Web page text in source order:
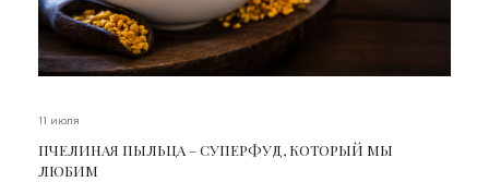
11 июля
ПЧЕЛИНАЯ ПЫЛЬЦА – СУПЕРФУД, КОТОРЫЙ МЫ
ЛЮБИМ